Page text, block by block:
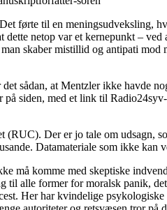
førte til en meningsudveksling,
netop var et kernepunkt –
skaber mistillid og antipati
sådan, at Mentzler ikke havde
siden, med et link til
Der er jo tale om udsagn,
Datamateriale som ikke kan
komme med skeptiske
til alle former for moralsk panik,
Her har kvindelige